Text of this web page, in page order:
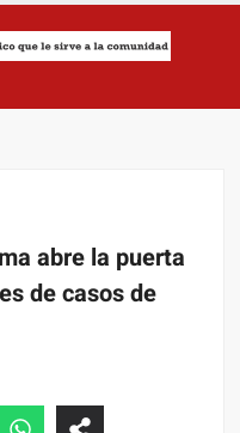
abre la puerta
de casos de